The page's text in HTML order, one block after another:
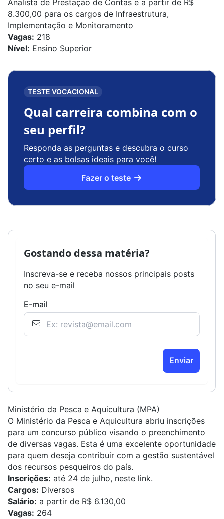
Analista de Prestação de Contas e a partir de R$
8.300,00 para os cargos de Infraestrutura,
Implementação e Monitoramento
Vagas: 218
Nível: Ensino Superior
TESTE VOCACIONAL
Qual carreira combina com o
seu perfil?
Responda as perguntas e descubra o curso
certo e as bolsas ideais para você!
Fazer o teste
Gostando dessa matéria?
Inscreva-se e receba nossos principais posts
no seu e-mail
E-mail
Enviar
Ministério da Pesca e Aquicultura (MPA)
O Ministério da Pesca e Aquicultura abriu inscrições
para um concurso público visando o preenchimento
de diversas vagas. Esta é uma excelente oportunidade
para quem deseja contribuir com a gestão sustentável
dos recursos pesqueiros do país.
Inscrições: até 24 de julho, neste link.
Cargos: Diversos
Salário: a partir de R$ 6.130,00
Vagas: 264